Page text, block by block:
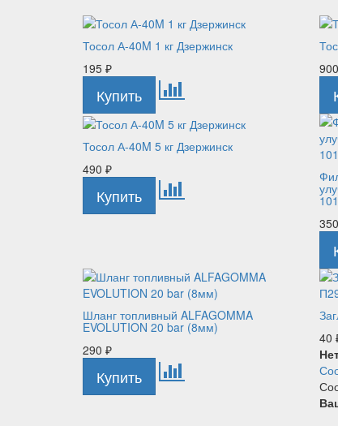
Тосол А-40M 1 кг Дзержинск
195 ₽
Тосол А-40M 5 кг Дзержинск
490 ₽
Шланг топливный ALFAGOMMA
EVOLUTION 20 bar (8мм)
290 ₽
40